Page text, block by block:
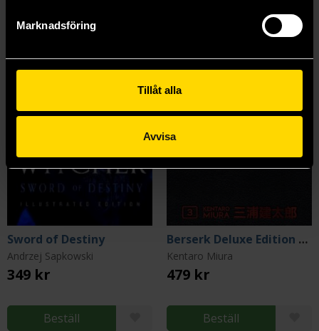
Marknadsföring
Tillåt alla
Avvisa
Sword of Destiny
Andrzej Sapkowski
349 kr
Beställ
Berserk Deluxe Edition Vol 3
Kentaro Miura
479 kr
Beställ